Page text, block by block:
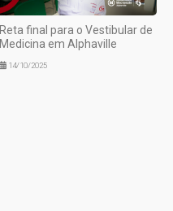
Reta final para o Vestibular de
Medicina em Alphaville
14/10/2025